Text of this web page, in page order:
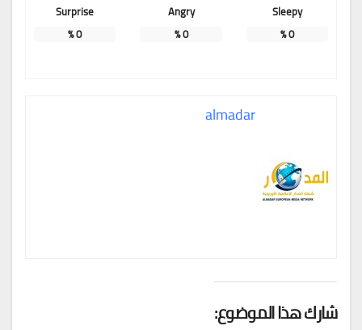
Sleepy
0
%
Angry
0
%
Surprise
0
%
almadar
شارك هذا الموضوع: